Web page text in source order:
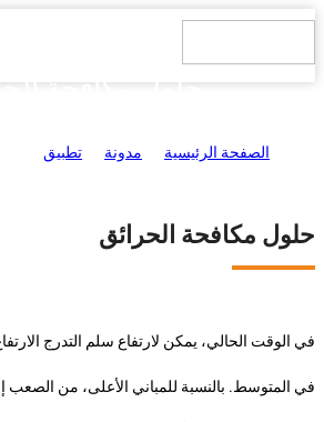
الصفحة الرئيسية مدونة تطبيق
حلول مكافحة الحرائق
في المتوسط. بالنسبة للمباني الأعلى، من الصعب